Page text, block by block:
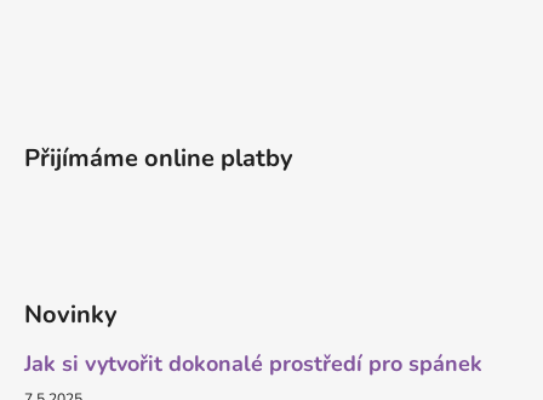
Přijímáme online platby
Novinky
Jak si vytvořit dokonalé prostředí pro spánek